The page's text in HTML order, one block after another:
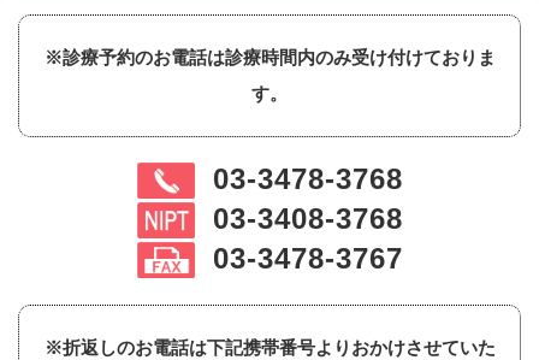
※診療予約のお電話は診療時間内のみ受け付けておりま
す。
03-3478-3768
03-3408-3768
03-3478-3767
※折返しのお電話は下記携帯番号よりおかけさせていた